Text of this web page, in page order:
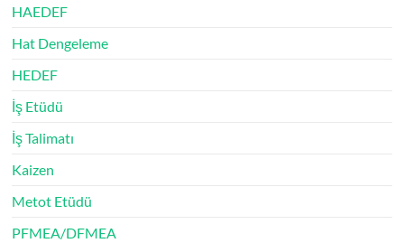
HAEDEF
Hat Dengeleme
HEDEF
İş Etüdü
İş Talimatı
Kaizen
Metot Etüdü
PFMEA/DFMEA